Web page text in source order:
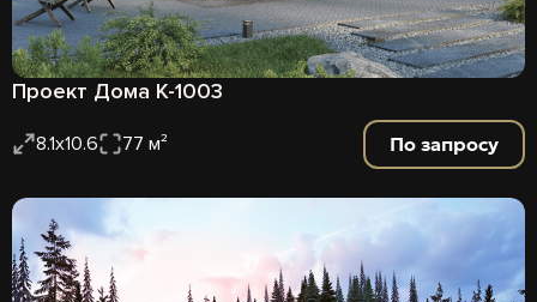
Проект Дома К-1003
8.1х10.6 77 м² По запросу